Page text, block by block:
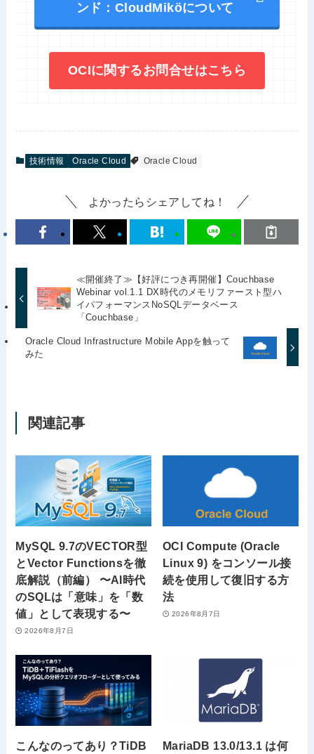
ンド：CloudMiköについて
OCIに関するお問合せはこちら
技術情報 Oracle Cloud Oracle Cloud
よかったらシェアしてね！
≪開催終了≫【好評につき再開催】Couchbase
Webinar vol.1.1 DX時代のメモリファースト型ハ
イパフォーマンスNoSQLデータベース
「Couchbase」
Oracle Cloud Infrastructure Mobile Appを触って
みた
関連記事
MySQL 9.7のVECTOR型
とVector Functionsを徹
底解説（前編） 〜AI時代
のSQLは「意味」を「数
値」として表現する〜
2026年8月7日
OCI Compute (Oracle
Linux 9) をコンソール接
続を使用して復旧する方
法
2026年8月7日
こんなのってあり？TiDB
MariaDB 13.0/13.1 は何